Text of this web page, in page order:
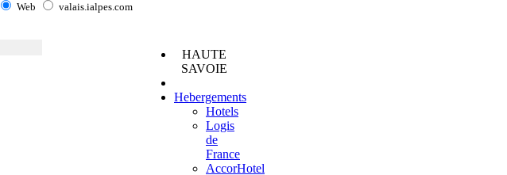
Web valais.ialpes.com
HAUTE
SAVOIE
Hebergements
Hotels
Logis
de
France
AccorHotel